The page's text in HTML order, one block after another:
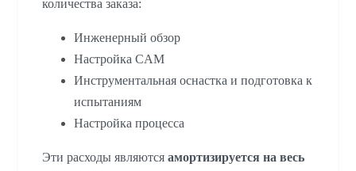
количества заказа:
Инженерный обзор
Настройка CAM
Инструментальная оснастка и подготовка к
испытаниям
Настройка процесса
Эти расходы являются амортизируется на весь